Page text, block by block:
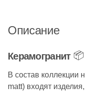
Описание
Керамогранит 📦
В состав коллекции
matt) входят